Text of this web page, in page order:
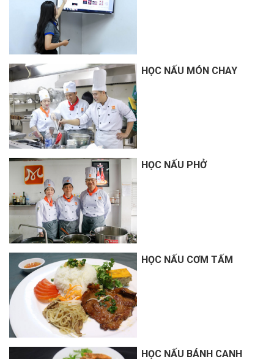
HỌC NẤU MÓN CHAY
HỌC NẤU PHỞ
HỌC NẤU CƠM TẤM
HỌC NẤU BÁNH CANH